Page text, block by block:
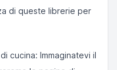
di queste librerie per
cucina: Immaginatevi il